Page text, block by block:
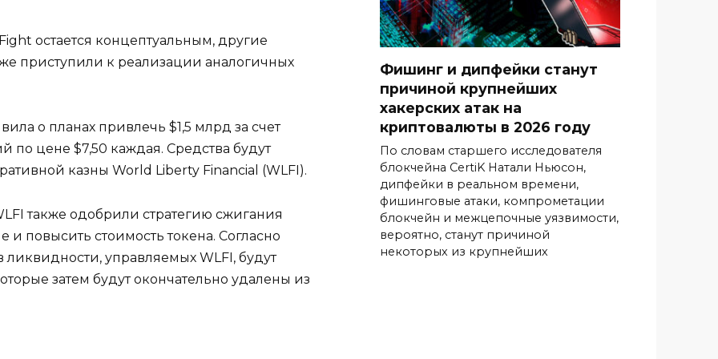
остается концептуальным, другие
приступили к реализации аналогичных
о планах привлечь $1,5 млрд за счет
цене $7,50 каждая. Средства будут
казны World Liberty Financial (WLFI).
также одобрили стратегию сжигания
и повысить стоимость токена. Согласно
управляемых WLFI, будут
затем будут окончательно удалены из
Фишинг и дипфейки станут
причиной крупнейших
хакерских атак на
криптовалюты в 2026 году
По словам старшего исследователя
блокчейна CertiK Натали Ньюсон,
дипфейки в реальном времени,
фишинговые атаки, компрометации
блокчейн и межцепочные уязвимости,
вероятно, станут причиной
некоторых из крупнейших